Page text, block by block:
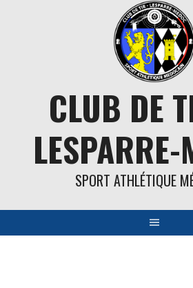
CLUB DE
LESPARRE-
SPORT ATHLÉTIQUE